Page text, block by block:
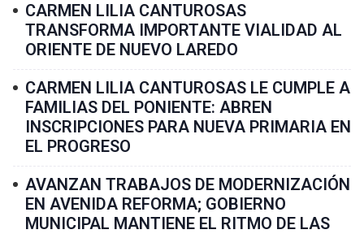
CARMEN LILIA CANTUROSAS
TRANSFORMA IMPORTANTE VIALIDAD AL
ORIENTE DE NUEVO LAREDO
CARMEN LILIA CANTUROSAS LE CUMPLE A
FAMILIAS DEL PONIENTE: ABREN
INSCRIPCIONES PARA NUEVA PRIMARIA EN
EL PROGRESO
AVANZAN TRABAJOS DE MODERNIZACIÓN
EN AVENIDA REFORMA; GOBIERNO
MUNICIPAL MANTIENE EL RITMO DE LAS